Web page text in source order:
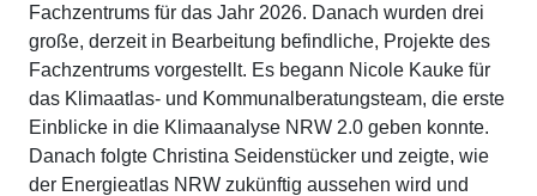
Fachzentrums für das Jahr 2026. Danach wurden drei
große, derzeit in Bearbeitung befindliche, Projekte des
Fachzentrums vorgestellt. Es begann Nicole Kauke für
das Klimaatlas- und Kommunalberatungsteam, die erste
Einblicke in die Klimaanalyse NRW 2.0 geben konnte.
Danach folgte Christina Seidenstücker und zeigte, wie
der Energieatlas NRW zukünftig aussehen wird und